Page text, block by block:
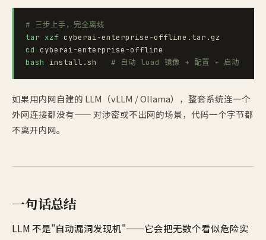
# 三步上手，完全离线
tar xzf
cd
bash
install.sh # 自动 load 镜像 + 配置 + 启动
如果用内网自建的 LLM（vLLM / Ollama），整套系统连一个
外网连接都没有—— 对涉密或不出网的场景，代码一个字节都
不离开内网。
一句话总结
LLM 不是"自动漏洞发现机"——它会把无数个看似危险实